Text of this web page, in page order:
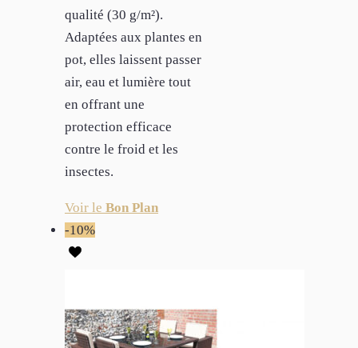
qualité (30 g/m²).
Adaptées aux plantes en
pot, elles laissent passer
air, eau et lumière tout
en offrant une
protection efficace
contre le froid et les
insectes.
Voir le Bon Plan
-10%